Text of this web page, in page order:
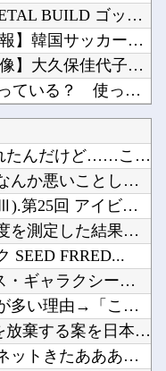
「METAL BUILD ゴッドガンダム（明鏡止水）」が展示！だいぶオレンジ強いな他
【速報】韓国サッカー協会、W杯・五輪予選で外国審判員や監督官を性接待！！！！他
【画像】大久保佳代子さん、やっぱりドスケベだったｗｗｗｗｗｗ他
UPSっている？ 使ってる奴いる？他
【画像】温泉の中でこれやる奴ｗｗｗｗｗｗｗｗｗ他
【朗報】eエデンズゼロの色保留変化の信頼度ｗｗｗｗｗｗｗｗｗｗ他
韓国人「過去のW杯で韓国代表がドーピング検査をすり抜けるように注射していたものがこちら…」...
【悲報】Motorolaのスマホ、ポンコツすぎる他
【Vtuber】中日のCS進出が普通にあり得るセリーグ他
時オカの後に『風のタクト』が発表された時の空気感を知りたい他
8/8 本日の乃木活スケジュールです！！！【乃木坂46】他
ユニクロのBLEACHのTシャツ、オサレ過ぎる他
やる夫「催眠アプリを手に入れたんだけど……これ必要だった？」...
【艦これ】 そもそも深海ってなんか悪いことしたの
第73回 クイーンステークス(GⅢ).第25回 アイビスサマ...
【画像】 ベルーナドームの温度を測定した結果ｗｗｗ
SEED FRRED...
浦和レッズがMLSロサンゼルス・ギャラクシーのDF山根視来を...
【凄すぎる】 力士の嫁に美人が多い理由→「これ」だったｗｗｗ...
韓国政府、謝罪をすれば賠償を放棄する案を日本側に提示するも拒...
【朗報】 エルデンリングマグネットきたあああああ